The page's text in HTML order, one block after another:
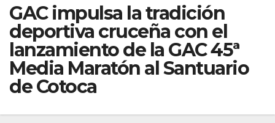
GAC impulsa la tradición
deportiva cruceña con el
lanzamiento de la GAC 45ª
Media Maratón al Santuario
de Cotoca